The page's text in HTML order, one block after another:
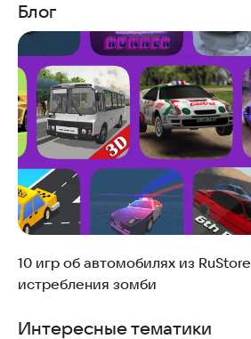
Блог
10 игр об автомобилях из
истребления зомби
Интересные тематики